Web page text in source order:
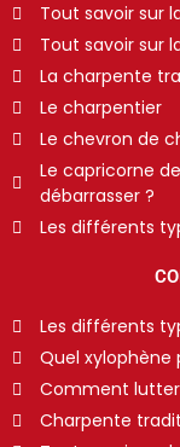
Tout savoir sur
Tout savoir sur
La charpente
Le charpentier
Le chevron de
Le capricorne
débarrasser ?
Les différents
Les différents
Quel xylophène
Comment
Charpente